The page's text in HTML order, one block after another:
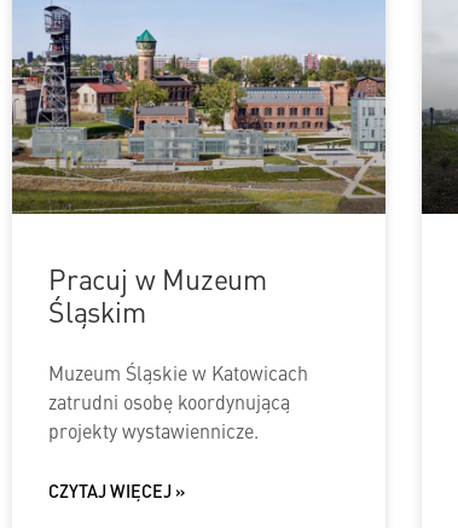
Pracuj w Muzeum
Śląskim
Muzeum Śląskie w Katowicach
zatrudni osobę koordynującą
projekty wystawiennicze.
CZYTAJ WIĘCEJ »